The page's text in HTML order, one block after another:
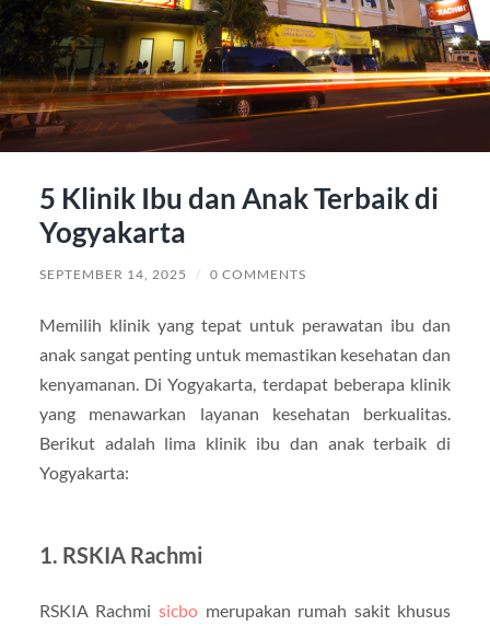
5 Klinik Ibu dan Anak Terbaik di
Yogyakarta
SEPTEMBER 14, 2025 / 0 COMMENTS
Memilih klinik yang tepat untuk perawatan ibu dan
anak sangat penting untuk memastikan kesehatan dan
kenyamanan. Di Yogyakarta, terdapat beberapa klinik
yang menawarkan layanan kesehatan berkualitas.
Berikut adalah lima klinik ibu dan anak terbaik di
Yogyakarta:
1. RSKIA Rachmi
RSKIA Rachmi sicbomerupakan rumah sakit khusus